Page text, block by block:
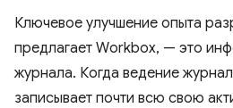
Ключевое улучшение опыта
предлагает Workbox, — это
журнала. Когда ведение
записывает почти всю свою